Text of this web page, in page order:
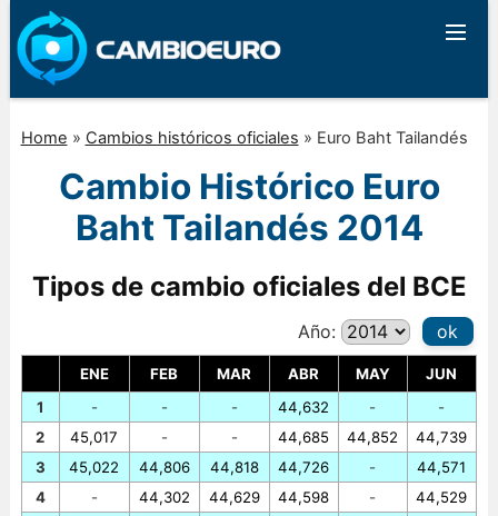
Home » Cambios históricos oficiales » Euro Baht Tailandés
Cambio Histórico Euro
Baht Tailandés 2014
Tipos de cambio oficiales del BCE
Año: ok
ENE FEB MAR ABR MAY
JUN
1
2
3
4
-
45,017
45,022
-
-
-
44,806
44,302
-
-
44,818
44,629
44,632
44,685
44,726
44,598
-
44,852
-
-
-
44,739
44,571
44,529